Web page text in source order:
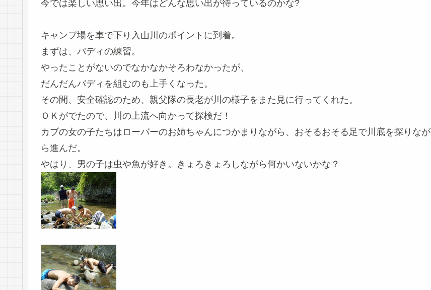
今では楽しい思い出。今年はどんな思い出が待っているのかな?
キャンプ場を車で下り入山川のポイントに到着。
まずは、バディの練習。
やったことがないのでなかなかそろわなかったが、
だんだんバディを組むのも上手くなった。
その間、安全確認のため、親父隊の長老が川の様子をまた見に行ってくれた。
ＯＫがでたので、川の上流へ向かって探検だ！
カブの女の子たちはローバーのお姉ちゃんにつかまりながら、おそるおそる足で川底を探りなが
ら進んだ。
やはり、男の子は虫や魚が好き。きょろきょろしながら何かいないかな？